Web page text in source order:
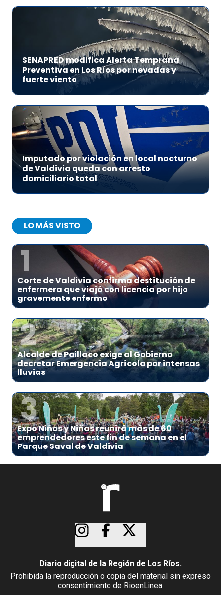
SENAPRED modifica Alerta Temprana
Preventiva en Los Ríos por nevadas y
fuerte viento
Imputado por violación en local nocturno
de Valdivia queda con arresto
domiciliario total
LO MÁS VISTO
1
Corte de Valdivia confirma destitución de
enfermera que viajó con licencia por hijo
gravemente enfermo
2
Alcalde de Paillaco exige al Gobierno
decretar Emergencia Agrícola por intensas
lluvias
3
Expo Niños y Niñas reunirá más de 60
emprendedores este fin de semana en el
Parque Saval de Valdivia
Diario digital de la Región de Los Ríos.
Prohibida la reproducción o copia del material sin expreso
consentimiento de RioenLinea.